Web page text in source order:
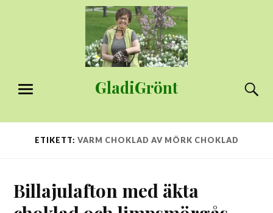
GladiGrönt
MENY
ETIKETT: VARM CHOKLAD AV MÖRK CHOKLAD
Billajulafton med äkta